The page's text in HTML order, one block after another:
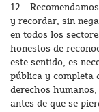
12.-
y recordar, sin
en todos los
honestos de
este sentido, es
pública y completa
derechos
antes de que se